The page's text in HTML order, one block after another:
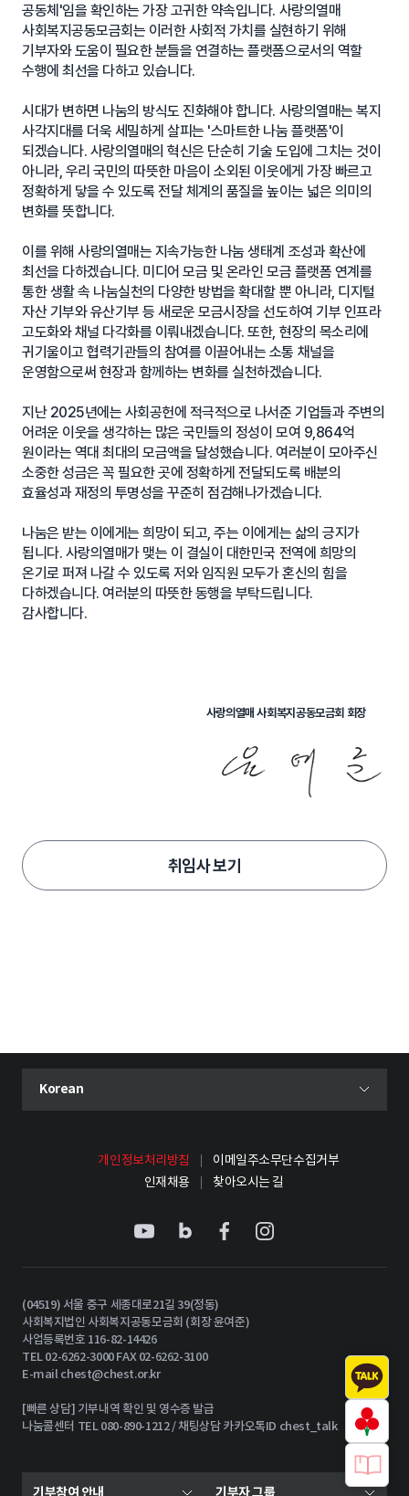
공동체'임을 확인하는 가장 고귀한 약속입니다. 사랑의열매
사회복지공동모금회는 이러한 사회적 가치를 실현하기 위해
기부자와 도움이 필요한 분들을 연결하는 플랫폼으로서의 역할
수행에 최선을 다하고 있습니다.
시대가 변하면 나눔의 방식도 진화해야 합니다. 사랑의열매는 복지
사각지대를 더욱 세밀하게 살피는 '스마트한 나눔 플랫폼'이
되겠습니다. 사랑의열매의 혁신은 단순히 기술 도입에 그치는 것이
아니라, 우리 국민의 따뜻한 마음이 소외된 이웃에게 가장 빠르고
정확하게 닿을 수 있도록 전달 체계의 품질을 높이는 넓은 의미의
변화를 뜻합니다.
이를 위해 사랑의열매는 지속가능한 나눔 생태계 조성과 확산에
최선을 다하겠습니다. 미디어 모금 및 온라인 모금 플랫폼 연계를
통한 생활 속 나눔실천의 다양한 방법을 확대할 뿐 아니라, 디지털
자산 기부와 유산기부 등 새로운 모금시장을 선도하여 기부 인프라
고도화와 채널 다각화를 이뤄내겠습니다. 또한, 현장의 목소리에
귀기울이고 협력기관들의 참여를 이끌어내는 소통 채널을
운영함으로써 현장과 함께하는 변화를 실천하겠습니다.
지난 2025년에는 사회공헌에 적극적으로 나서준 기업들과 주변의
어려운 이웃을 생각하는 많은 국민들의 정성이 모여 9,864억
원이라는 역대 최대의 모금액을 달성했습니다. 여러분이 모아주신
소중한 성금은 꼭 필요한 곳에 정확하게 전달되도록 배분의
효율성과 재정의 투명성을 꾸준히 점검해나가겠습니다.
나눔은 받는 이에게는 희망이 되고, 주는 이에게는 삶의 긍지가
됩니다. 사랑의열매가 맺는 이 결실이 대한민국 전역에 희망의
온기로 퍼져 나갈 수 있도록 저와 임직원 모두가 혼신의 힘을
다하겠습니다. 여러분의 따뜻한 동행을 부탁드립니다.
감사합니다.
사랑의열매 사회복지공동모금회 회장
취임사 보기
언어 선택 메뉴 열기
현재 선택된 언어
Korean
개인정보처리방침
이메일주소무단수집거부
인재채용
찾아오시는 길
(04519) 서울 중구 세종대로21길 39(정동)
사회복지법인 사회복지공동모금회 (회장 윤여준)
사업등록번호 116-82-14426
TEL 02-6262-3000 FAX 02-6262-3100
E-mailchest@chest.or.kr
[빠른 상담] 기부내역 확인 및 영수증 발급
나눔콜센터 TEL 080-890-1212 / 채팅상담 카카오톡ID chest_talk
기부참여 안내 기부자 그룹